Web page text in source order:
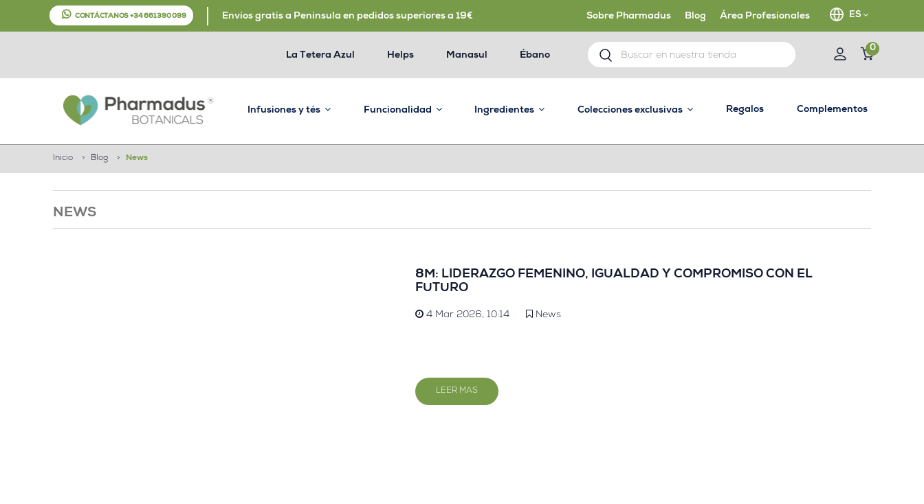
ES
CONTÁCTANOS +34 661 390 099 Envíos gratis a Península en pedidos superiores a 19€ Sobre Pharmadus Blog Área Profesionales
0
La Tetera Azul Helps Manasul Ébano
Infusiones y tés Funcionalidad Ingredientes Colecciones exclusivas Regalos Complementos
Inicio > Blog > News
NEWS
8M: LIDERAZGO FEMENINO, IGUALDAD Y COMPROMISO CON EL
FUTURO
4 Mar 2026, 10:14 News
LEER MAS